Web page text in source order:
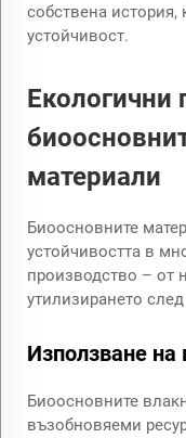
собствена история,
устойчивост.
Екологични
материали
Биоосновните
устойчивостта в
производство – от
утилизирането
Използване на
Биоосновните
възобновяеми